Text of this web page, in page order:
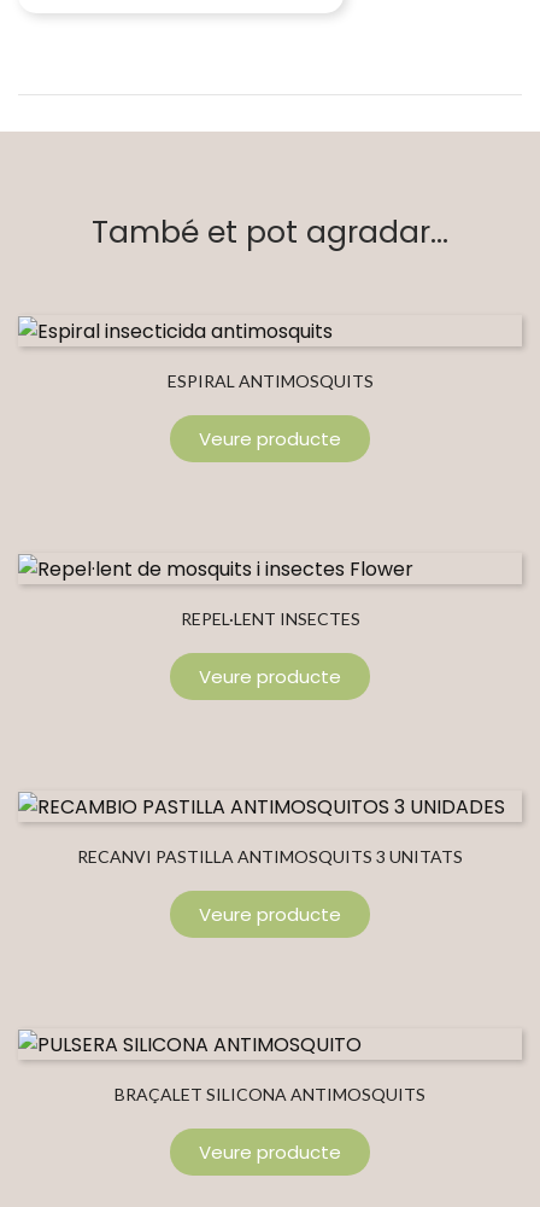
També et pot agradar...
ESPIRAL ANTIMOSQUITS
Veure producte
REPEL·LENT INSECTES
Veure producte
RECANVI PASTILLA ANTIMOSQUITS 3 UNITATS
Veure producte
BRAÇALET SILICONA ANTIMOSQUITS
Veure producte